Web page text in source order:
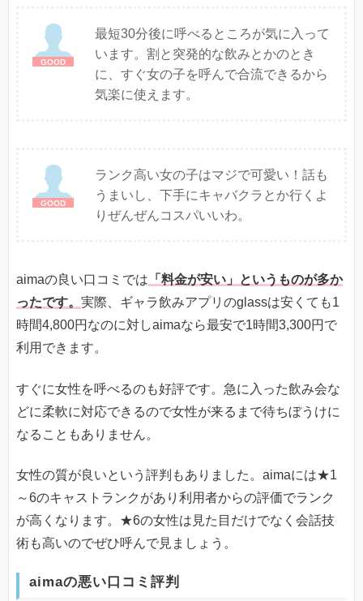
最短30分後に呼べるところが気に入って
います。割と突発的な飲みとかのとき
に、すぐ女の子を呼んで合流できるから
気楽に使えます。
ランク高い女の子はマジで可愛い！話も
うまいし、下手にキャバクラとか行くよ
りぜんぜんコスパいいわ。
aimaの良い口コミでは 「料金が安い」というものが多か
ったです。 実際、ギャラ飲みアプリのglassは安くても1
時間4,800円なのに対しaimaなら最安で1時間3,300円で
利用できます。
すぐに女性を呼べるのも好評です。急に入った飲み会な
どに柔軟に対応できるので女性が来るまで待ちぼうけに
なることもありません。
女性の質が良いという評判もありました。aimaには★1
～6のキャストランクがあり利用者からの評価でランク
が高くなります。★6の女性は見た目だけでなく会話技
術も高いのでぜひ呼んで見ましょう。
aimaの悪い口コミ評判